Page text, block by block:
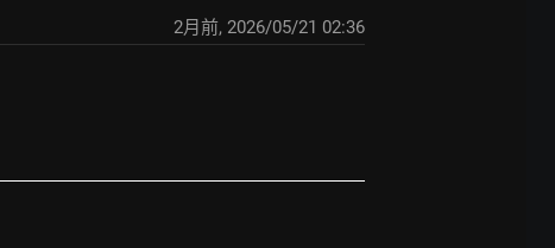
2月前, 2026/05/21 02:36